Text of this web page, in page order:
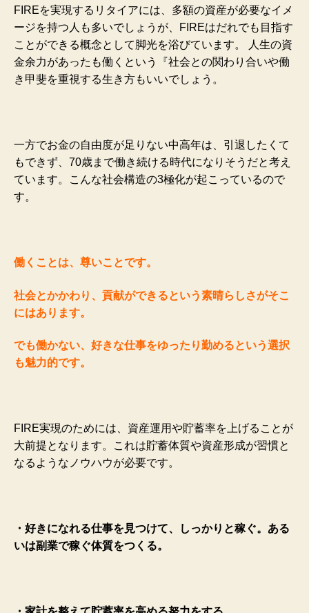
FIREを実現するリタイアには、多額の資産が必要なイメ
ージを持つ人も多いでしょうが、FIREはだれでも目指す
ことができる概念として脚光を浴びています。 人生の資
金余力があったも働くという『社会との関わり合いや働
き甲斐を重視する生き方もいいでしょう。
一方でお金の自由度が足りない中高年は、引退したくて
もできず、70歳まで働き続ける時代になりそうだと考え
ています。こんな社会構造の3極化が起こっているので
す。
働くことは、尊いことです。
社会とかかわり、貢献ができるという素晴らしさがそこ
にはあります。
でも働かない、好きな仕事をゆったり勤めるという選択
も魅力的です。
FIRE実現のためには、資産運用や貯蓄率を上げることが
大前提となります。これは貯蓄体質や資産形成が習慣と
なるようなノウハウが必要です。
・好きになれる仕事を見つけて、しっかりと稼ぐ。ある
いは副業で稼ぐ体質をつくる。